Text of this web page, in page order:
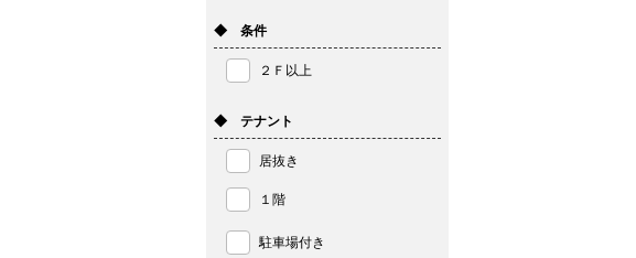
◆ 条件
２Ｆ以上
◆ テナント
居抜き
１階
駐車場付き